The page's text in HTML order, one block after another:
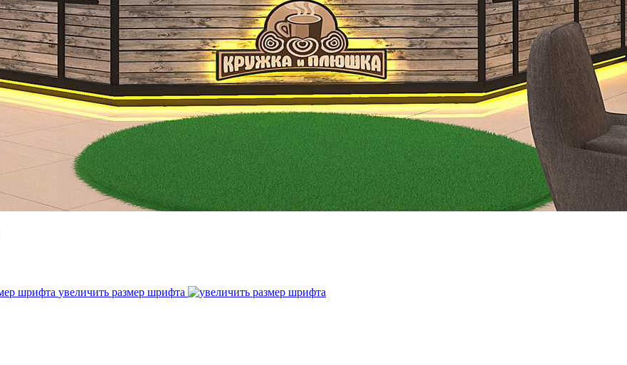
увеличить размер шрифта